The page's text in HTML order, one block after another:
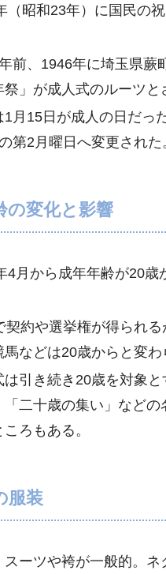
（昭和23年）に国民の
前、1946年に埼玉県蕨
祭」が成人式のルーツと
1月15日が成人の日だっ
第2月曜日へ変更された
の変化と影響
4月から成年年齢が20歳
契約や選挙権が得られ
などは20歳からと変わ
は引き続き20歳を対象
「二十歳の集い」などの
ろもある。
服装
スーツや袴が一般的。ネ